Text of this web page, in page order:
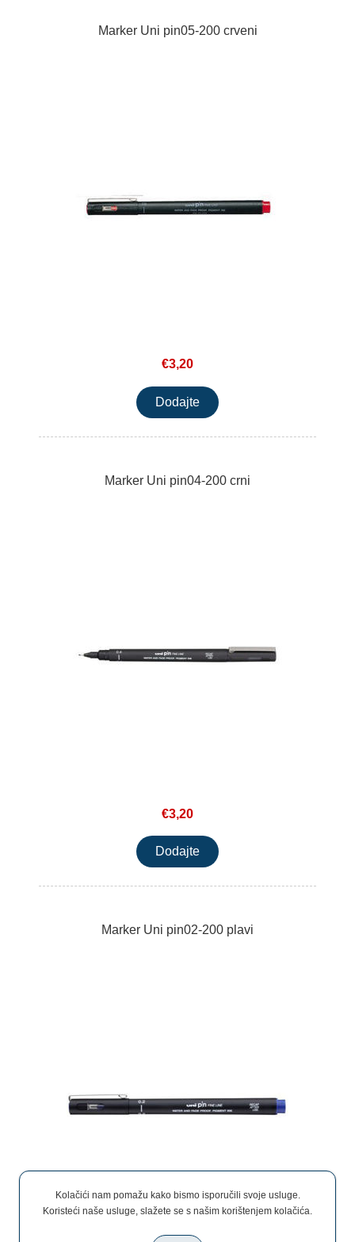
Marker Uni pin05-200 crveni
€3,20
Marker Uni pin04-200 crni
€3,20
Marker Uni pin02-200 plavi
Kolačići nam pomažu kako bismo isporučili svoje usluge.
Koristeći naše usluge, slažete se s našim korištenjem kolačića.